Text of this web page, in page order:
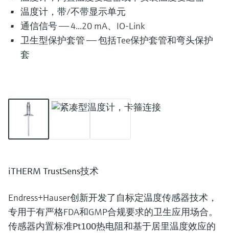
温度计，带/不带显示单元
通信信号 —— 4...20 mA、IO-Link
卫生型保护套管 —— 包括Tee保护套管和弯头保护
套
iTHERM TrustSens技术
Endress+Hauser创新开发了自标定温度传感器技术 ，
专用于有严格FDA和GMP合规要求的卫生应用场合。
传感器内置标准Pt100热电阻和基于居里温度效应的